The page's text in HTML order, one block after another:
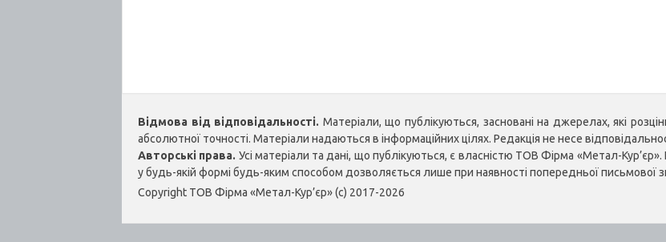
Відмова від відповідальності. Матеріали, що публікуються, засновані на джерелах, які
абсолютної точності. Матеріали надаються в інформаційних цілях. Редакція не несе
Авторські права. Усі матеріали та дані, що публікуються, є власністю ТОВ Фірма «Метал-
у будь-якій формі будь-яким способом дозволяється лише при наявності попередньої письмової
Copyright ТОВ Фірма «Метал-Кур’єр» (c) 2017-2026